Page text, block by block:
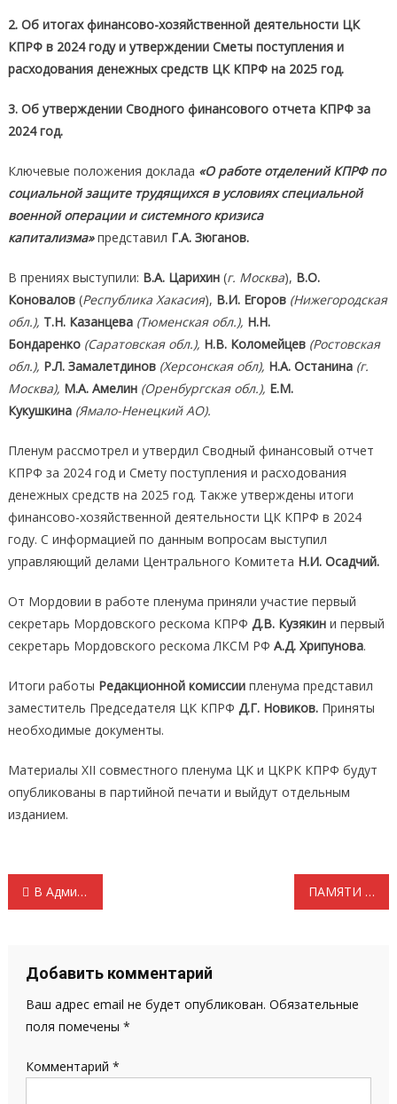
2. Об итогах финансово-хозяйственной деятельности ЦК
КПРФ в 2024 году и утверждении Сметы поступления и
расходования денежных средств ЦК КПРФ на 2025 год.
3. Об утверждении Сводного финансового отчета КПРФ за
2024 год.
Ключевые положения доклада «О работе отделений КПРФ по
социальной защите трудящихся в условиях специальной
военной операции и системного кризиса
капитализма»представил Г.А. Зюганов.
В прениях выступили: В.А. Царихин (г. Москва), В.О.
Коновалов (Республика Хакасия), В.И. Егоров(Нижегородская
обл.), Т.Н. Казанцева (Тюменская обл.), Н.Н.
Бондаренко (Саратовская обл.), Н.В. Коломейцев (Ростовская
обл.), Р.Л. Замалетдинов (Херсонская обл), Н.А. Останина (г.
Москва), М.А. Амелин (Оренбургская обл.), Е.М.
Кукушкина (Ямало-Ненецкий АО).
Пленум рассмотрел и утвердил Сводный финансовый отчет
КПРФ за 2024 год и Смету поступления и расходования
денежных средств на 2025 год. Также утверждены итоги
финансово-хозяйственной деятельности ЦК КПРФ в 2024
году. С информацией по данным вопросам выступил
управляющий делами Центрального Комитета Н.И. Осадчий.
От Мордовии в работе пленума приняли участие первый
секретарь Мордовского рескома КПРФ Д.В. Кузякини первый
секретарь Мордовского рескома ЛКСМ РФ А.Д. Хрипунова.
Итоги работы Редакционной комиссии пленума представил
заместитель Председателя ЦК КПРФ Д.Г. Новиков. Приняты
необходимые документы.
Материалы XII совместного пленума ЦК и ЦКРК КПРФ будут
опубликованы в партийной печати и выйдут отдельным
изданием.
Навигация
записям
В Администрации Атяшевского района состоялось торжественное собрание, посвященное Дню космонавтики ПАМЯТИ ТОВАРИЩА…
Добавить комментарий
Ваш адрес email не будет опубликован. Обязательные
поля помечены *
Комментарий *